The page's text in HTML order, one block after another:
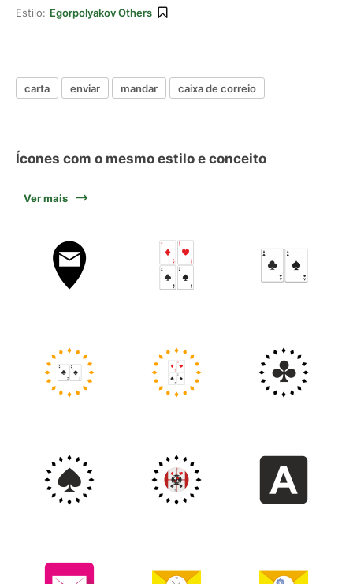
Estilo: Egorpolyakov Others
carta enviar mandar caixa de correio
Ícones com o mesmo estilo e conceito
Ver mais